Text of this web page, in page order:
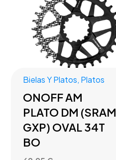
Bielas Y Platos, Platos
ONOFF AM
PLATO DM (SRAM
GXP) OVAL 34T
BO